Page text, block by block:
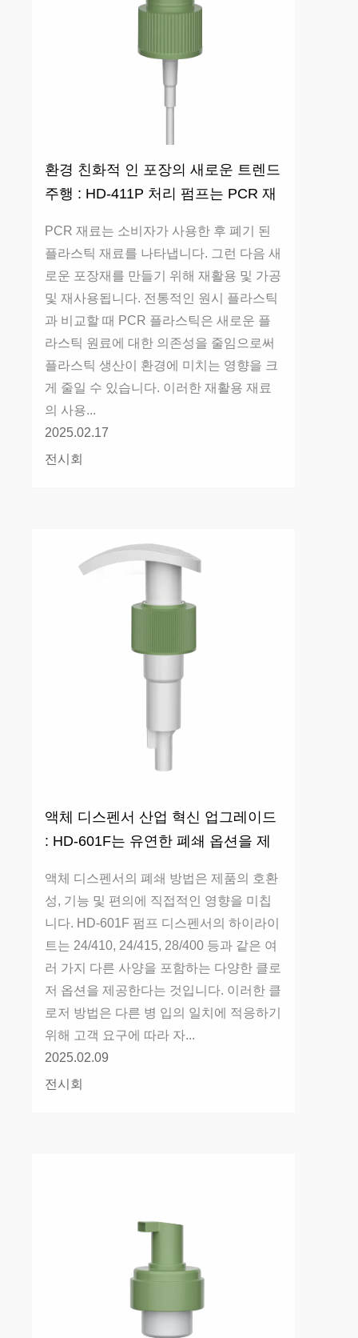
환경 친화적 인 포장의 새로운 트렌드
주행 : HD-411P 처리 펌프는 PCR 재
PCR 재료는 소비자가 사용한 후 폐기 된
플라스틱 재료를 나타냅니다. 그런 다음 새
로운 포장재를 만들기 위해 재활용 및 가공
및 재사용됩니다. 전통적인 원시 플라스틱
과 비교할 때 PCR 플라스틱은 새로운 플
라스틱 원료에 대한 의존성을 줄임으로써
플라스틱 생산이 환경에 미치는 영향을 크
게 줄일 수 있습니다. 이러한 재활용 재료
의 사용...
2025.02.17
전시회
액체 디스펜서 산업 혁신 업그레이드
: HD-601F는 유연한 폐쇄 옵션을 제
액체 디스펜서의 폐쇄 방법은 제품의 호환
성, 기능 및 편의에 직접적인 영향을 미칩
니다. HD-601F 펌프 디스펜서의 하이라이
트는 24/410, 24/415, 28/400 등과 같은 여
러 가지 다른 사양을 포함하는 다양한 클로
저 옵션을 제공한다는 것입니다. 이러한 클
로저 방법은 다른 병 입의 일치에 적응하기
위해 고객 요구에 따라 자...
2025.02.09
전시회